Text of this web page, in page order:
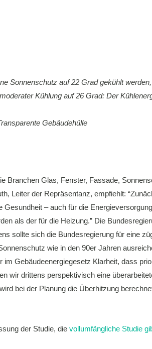
Sonnenschutz auf 22 Grad gekühlt
Kühlung auf 26 Grad: Der
Gebäudehülle
Branchen Glas, Fenster, Fassade,
Leiter der Repräsentanz, empfiehlt:
– auch für die
als der für die Heizung.” Die
sollte sich die Bundesregierung für eine
wie in den 90er Jahren
Gebäudeenergiegesetz Klarheit, dass
wir drittens perspektivisch eine
bei der Planung die Überhitzung
der Studie, die vollumfängliche Studie